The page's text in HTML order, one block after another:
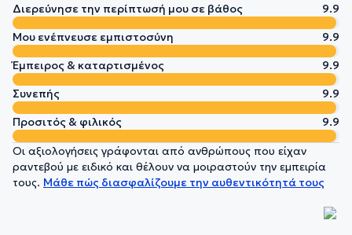
Διερεύνησε την περίπτωσή μου σε βάθος
9.9
Μου ενέπνευσε εμπιστοσύνη
9.9
Έμπειρος & καταρτισμένος
9.9
Συνεπής
9.9
Προσιτός & φιλικός
9.9
Οι αξιολογήσεις γράφονται από ανθρώπους που είχαν
ραντεβού με ειδικό και θέλουν να μοιραστούν την εμπειρία
τους. Μάθε πώς διασφαλίζουμε την αυθεντικότητά τους